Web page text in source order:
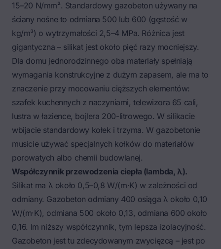
15–20 N/mm². Standardowy gazobeton używany na
ściany nośne to odmiana 500 lub 600 (gęstość w
kg/m³) o wytrzymałości 2,5–4 MPa. Różnica jest
gigantyczna – silikat jest około pięć razy mocniejszy.
Dla domu jednorodzinnego oba materiały spełniają
wymagania konstrukcyjne z dużym zapasem, ale ma to
znaczenie przy mocowaniu cięższych elementów:
szafek kuchennych z naczyniami, telewizora 65 cali,
lustra w łazience, bojlera 200-litrowego. W silikacie
wbijacie standardowy kołek i trzyma. W gazobetonie
musicie używać specjalnych kołków do materiałów
porowatych albo chemii budowlanej.
Współczynnik przewodzenia ciepła (lambda, λ).
Silikat ma λ około 0,5–0,8 W/(m·K) w zależności od
odmiany. Gazobeton odmiany 400 osiąga λ około 0,10
W/(m·K), odmiana 500 około 0,13, odmiana 600 około
0,16. Im niższy współczynnik, tym lepsza izolacyjność.
Gazobeton jest tu zdecydowanym zwycięzcą – jest po